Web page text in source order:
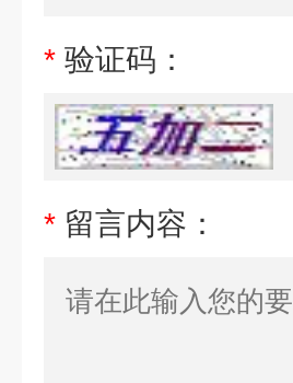
* 验证码：
* 留言内容：